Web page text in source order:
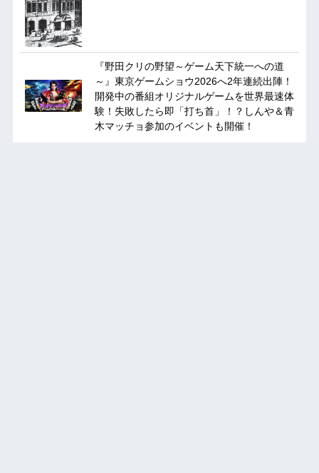
『野田クリの野望～ゲーム天下統一への道
～』東京ゲームショウ2026へ2年連続出陣！
開発中の番組オリジナルゲームを世界最速体
験！失敗したら即「打ち首」！？しんや＆青
木マッチョ参加のイベントも開催！